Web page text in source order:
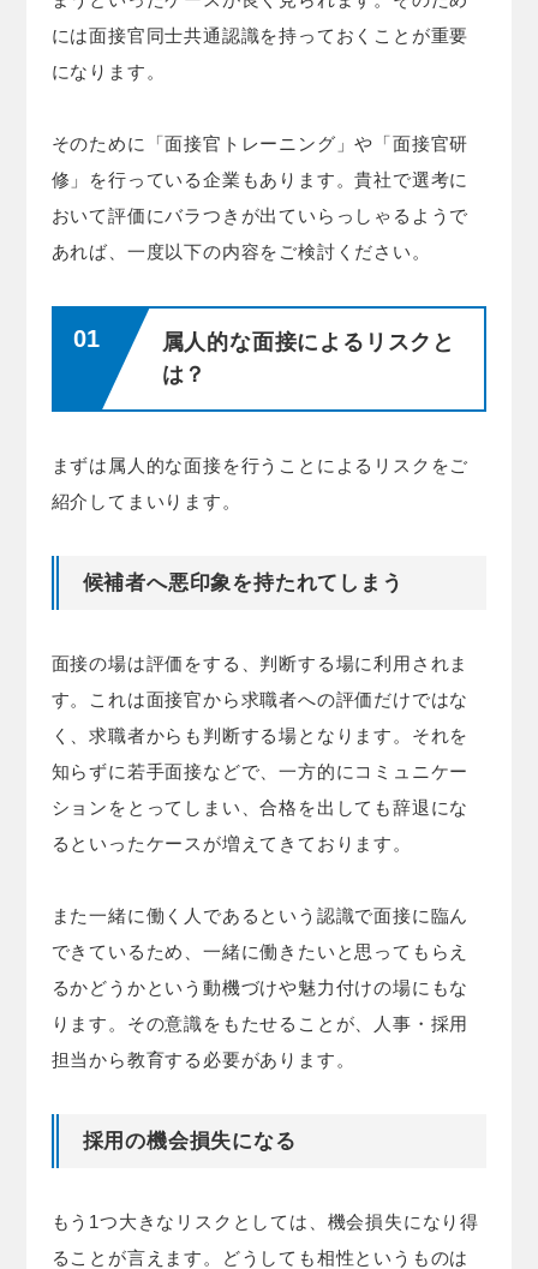
には面接官同士共通認識を持っておくことが重要
になります。
そのために「面接官トレーニング」や「面接官研
修」を行っている企業もあります。貴社で選考に
おいて評価にバラつきが出ていらっしゃるようで
あれば、一度以下の内容をご検討ください。
属人的な面接によるリスクと
は？
まずは属人的な面接を行うことによるリスクをご
紹介してまいります。
候補者へ悪印象を持たれてしまう
面接の場は評価をする、判断する場に利用されま
す。これは面接官から求職者への評価だけではな
く、求職者からも判断する場となります。それを
知らずに若手面接などで、一方的にコミュニケー
ションをとってしまい、合格を出しても辞退にな
るといったケースが増えてきております。
また一緒に働く人であるという認識で面接に臨ん
できているため、一緒に働きたいと思ってもらえ
るかどうかという動機づけや魅力付けの場にもな
ります。その意識をもたせることが、人事・採用
担当から教育する必要があります。
採用の機会損失になる
もう1つ大きなリスクとしては、機会損失になり得
ることが言えます。どうしても相性というものは